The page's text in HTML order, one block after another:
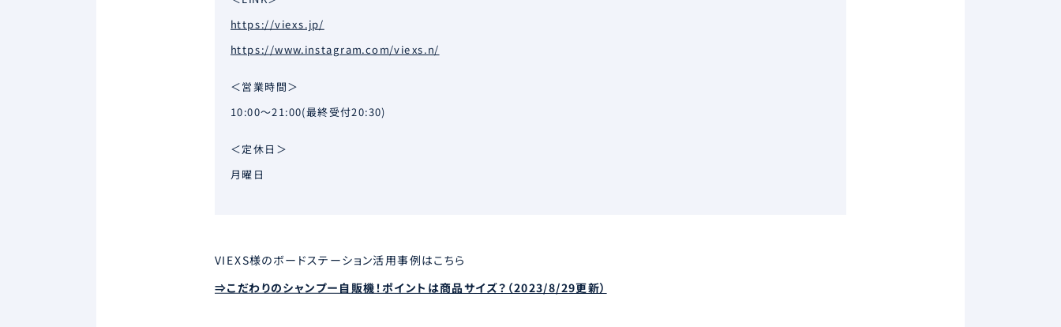
https://viexs.jp/
https://www.instagram.com/viexs.n/
＜営業時間＞
10:00〜21:00(最終受付20:30)
＜定休日＞
月曜日
VIEXS様のボードステーション活用事例はこちら
⇒こだわりのシャンプー自販機！ポイントは商品サイズ？（2023/8/29更新）